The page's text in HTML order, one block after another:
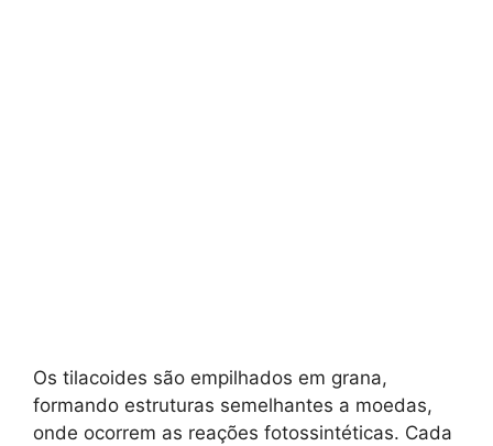
Os tilacoides são empilhados em grana,
formando estruturas semelhantes a moedas,
onde ocorrem as reações fotossintéticas. Cada